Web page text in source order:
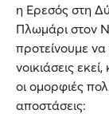
η Ερεσός στη
Πλωμάρι στον
προτείνουμε να
νοικιάσεις
οι ομορφιές
αποστάσεις: